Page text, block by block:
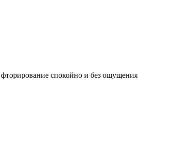
спокойно и без ощущения